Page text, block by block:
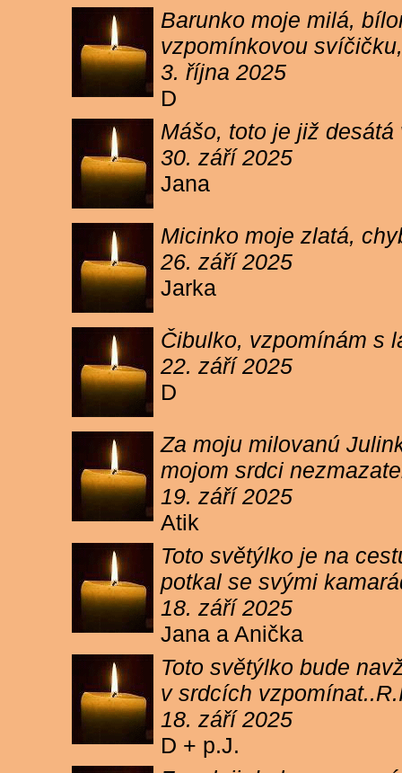
Barunko moje milá,
vzpomínkovou
3. října 2025
D
Mášo, toto je již
30. září 2025
Jana
Micinko moje zlatá,
26. září 2025
Jarka
Čibulko, vzpomínám s
22. září 2025
D
Za moju milovanú
mojom srdci
19. září 2025
Atik
Toto světýlko je na
potkal se svými
18. září 2025
Jana a Anička
Toto světýlko bude
v srdcích
18. září 2025
D + p.J.